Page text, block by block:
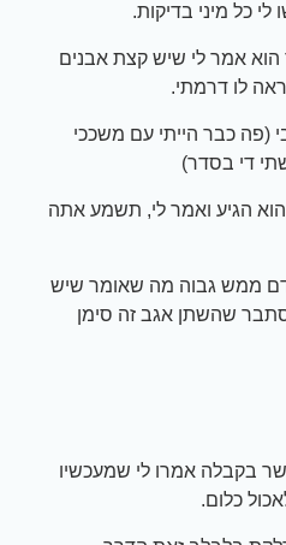
כל מיני בדיקות.
הוא אמר לי שיש קצת אבנים
לו דרמתי.
(פה כבר הייתי עם משככי
די בסדר)
הגיע ואמר לי, תשמע אתה
דם ממש גבוה מה שאומר שיש
שהשתן אגב זה סימן
בקבלה אמרו לי שמעכשיו
כלום.